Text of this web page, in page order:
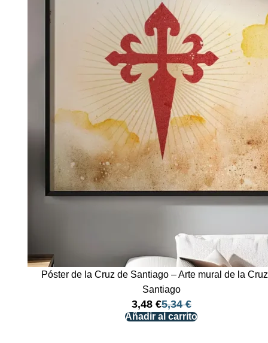
Póster de la Cruz de Santiago – Arte mural de la
Santiago
5,34€
3,48 €
Añadir al carrito